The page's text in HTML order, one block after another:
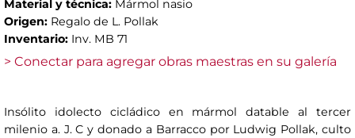
Material y técnica: Mármol nasio
Origen: Regalo de L. Pollak
Inventario: Inv. MB 71
> Conectar para agregar obras maestras en su galería
Insólito idolecto cicládico en mármol datable al tercer
milenio a. J. C y donado a Barracco por Ludwig Pollak, culto